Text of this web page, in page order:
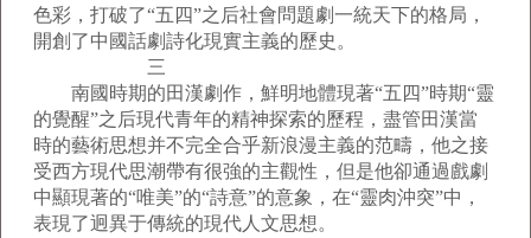
色彩，打破了“五四”之后社會問題劇一統天下的格局，
開創了中國話劇詩化現實主義的歷史。
三
南國時期的田漢劇作，鮮明地體現著“五四”時期“靈
的覺醒”之后現代青年的精神探索的歷程，盡管田漢當
時的藝術思想并不完全合乎新浪漫主義的范疇，他之接
受西方現代思潮帶有很強的主觀性，但是他卻通過戲劇
中顯現著的“唯美”的“詩意”的意象，在“靈肉沖突”中，
表現了迥異于傳統的現代人文思想。